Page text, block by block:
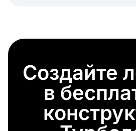
Псих
Компас
Грустный
Мощный
Создайте
в